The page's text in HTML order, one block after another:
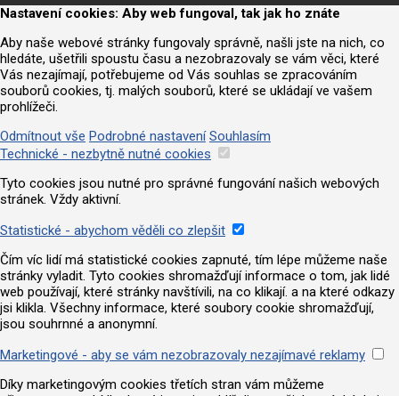
Nastavení cookies: Aby web fungoval, tak jak ho znáte
Aby naše webové stránky fungovaly správně, našli jste na nich, co
hledáte, ušetřili spoustu času a nezobrazovaly se vám věci, které
Vás nezajímají, potřebujeme od Vás souhlas se zpracováním
souborů cookies, tj. malých souborů, které se ukládají ve vašem
prohlížeči.
Odmítnout vše Podrobné nastavení Souhlasím
Technické - nezbytně nutné cookies
Tyto cookies jsou nutné pro správné fungování našich webových
stránek. Vždy aktivní.
Statistické - abychom věděli co zlepšit
Čím víc lidí má statistické cookies zapnuté, tím lépe můžeme naše
stránky vyladit. Tyto cookies shromažďují informace o tom, jak lidé
web používají, které stránky navštívili, na co klikají. a na které odkazy
jsi klikla. Všechny informace, které soubory cookie shromažďují,
jsou souhrnné a anonymní.
Marketingové - aby se vám nezobrazovaly nezajímavé reklamy
Díky marketingovým cookies třetích stran vám můžeme